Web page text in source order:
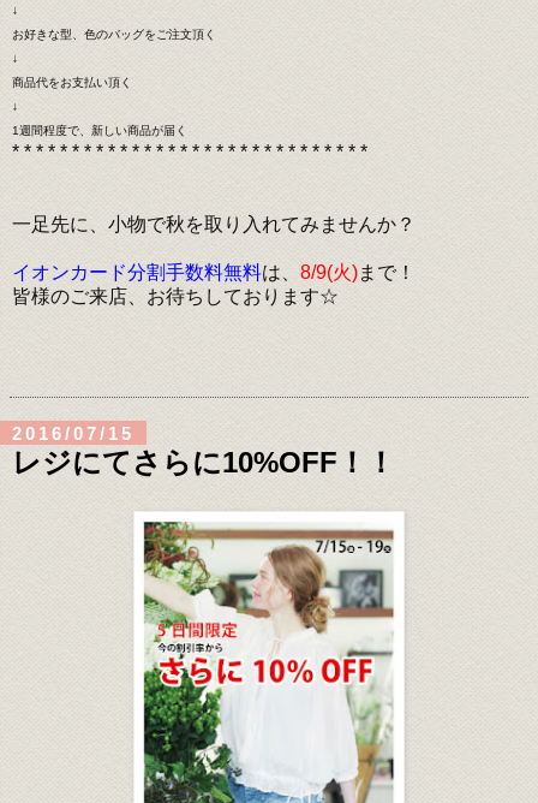
↓
お好きな型、色のバッグをご注文頂く
↓
商品代をお支払い頂く
↓
1週間程度で、新しい商品が届く
* * * * * * * * * * * * * * * * * * * * * * * * * * * * * *
一足先に、小物で秋を取り入れてみませんか？
イオンカード分割手数料無料は、 8/9(火)まで！
皆様のご来店、お待ちしております☆
2016/07/15
レジにてさらに10%OFF！！